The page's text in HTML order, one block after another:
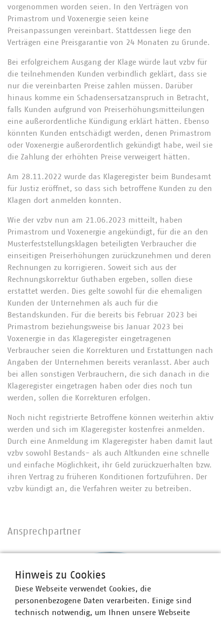
vorgenommen worden seien. In den Verträgen von
Primastrom und Voxenergie seien keine
Preisanpassungen vereinbart. Stattdessen liege den
Verträgen eine Preisgarantie von 24 Monaten zu Grunde.
Bei erfolgreichem Ausgang der Klage würde laut vzbv für
die teilnehmenden Kunden verbindlich geklärt, dass sie
nur die vereinbarten Preise zahlen müssen. Darüber
hinaus komme ein Schadensersatzanspruch in Betracht,
falls Kunden aufgrund von Preiserhöhungsmitteilungen
eine außerordentliche Kündigung erklärt hätten. Ebenso
könnten Kunden entschädigt werden, denen Primastrom
oder Voxenergie außerordentlich gekündigt habe, weil sie
die Zahlung der erhöhten Preise verweigert hätten.
Am 28.11.2022 wurde das Klageregister beim Bundesamt
für Justiz eröffnet, so dass sich betroffene Kunden zu den
Klagen dort anmelden konnten.
Wie der vzbv nun am 21.06.2023 mitteilt, haben
Primastrom und Voxenergie angekündigt, für die an den
Musterfeststellungsklagen beteiligten Verbraucher die
einseitigen Preiserhöhungen zurückzunehmen und deren
Rechnungen zu korrigieren. Soweit sich aus der
Rechnungskorrektur Guthaben ergeben, sollen diese
erstattet werden. Dies gelte sowohl für die ehemaligen
Kunden der Unternehmen als auch für die
Bestandskunden. Für die bereits bis Februar 2023 bei
Primastrom beziehungsweise bis Januar 2023 bei
Voxenergie in das Klageregister eingetragenen
Verbraucher seien die Korrekturen und Erstattungen nach
Angaben der Unternehmen bereits veranlasst. Aber auch
bei allen sonstigen Verbrauchern, die sich danach in die
Klageregister eingetragen haben oder dies noch tun
werden, sollen die Korrekturen erfolgen.
Noch nicht registrierte Betroffene können weiterhin aktiv
werden und sich im Klageregister kostenfrei anmelden.
Durch eine Anmeldung im Klageregister haben damit laut
vzbv sowohl Bestands- als auch Altkunden eine schnelle
und einfache Möglichkeit, ihr Geld zurückzuerhalten bzw.
ihren Vertrag zu früheren Konditionen fortzuführen. Der
vzbv kündigt an, die Verfahren weiter zu betreiben.
Ansprechpartner
Hinweis zu Cookies
Diese Webseite verwendet Cookies, die
personenbezogene Daten verarbeiten. Einige sind
technisch notwendig, um Ihnen unsere Webseite